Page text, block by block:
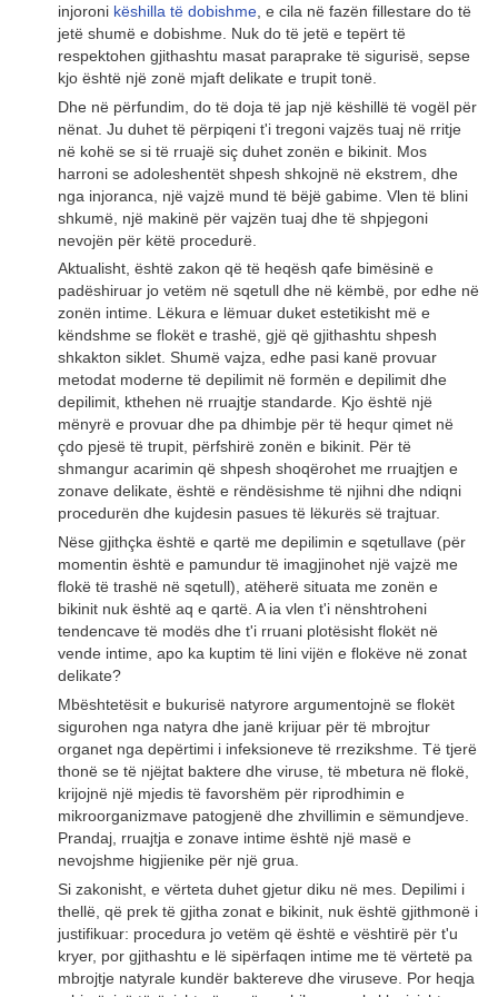
injoroni këshilla të dobishme , e cila në fazën fillestare do të
jetë shumë e dobishme. Nuk do të jetë e tepërt të
respektohen gjithashtu masat paraprake të sigurisë, sepse
kjo është një zonë mjaft delikate e trupit tonë.
Dhe në përfundim, do të doja të jap një këshillë të vogël për
nënat. Ju duhet të përpiqeni t'i tregoni vajzës tuaj në rritje
në kohë se si të rruajë siç duhet zonën e bikinit. Mos
harroni se adoleshentët shpesh shkojnë në ekstrem, dhe
nga injoranca, një vajzë mund të bëjë gabime. Vlen të blini
shkumë, një makinë për vajzën tuaj dhe të shpjegoni
nevojën për këtë procedurë.
Aktualisht, është zakon që të heqësh qafe bimësinë e
padëshiruar jo vetëm në sqetull dhe në këmbë, por edhe në
zonën intime. Lëkura e lëmuar duket estetikisht më e
këndshme se flokët e trashë, gjë që gjithashtu shpesh
shkakton siklet. Shumë vajza, edhe pasi kanë provuar
metodat moderne të depilimit në formën e depilimit dhe
depilimit, kthehen në rruajtje standarde. Kjo është një
mënyrë e provuar dhe pa dhimbje për të hequr qimet në
çdo pjesë të trupit, përfshirë zonën e bikinit. Për të
shmangur acarimin që shpesh shoqërohet me rruajtjen e
zonave delikate, është e rëndësishme të njihni dhe ndiqni
procedurën dhe kujdesin pasues të lëkurës së trajtuar.
Nëse gjithçka është e qartë me depilimin e sqetullave (për
momentin është e pamundur të imagjinohet një vajzë me
flokë të trashë në sqetull), atëherë situata me zonën e
bikinit nuk është aq e qartë. A ia vlen t'i nënshtroheni
tendencave të modës dhe t'i rruani plotësisht flokët në
vende intime, apo ka kuptim të lini vijën e flokëve në zonat
delikate?
Mbështetësit e bukurisë natyrore argumentojnë se flokët
sigurohen nga natyra dhe janë krijuar për të mbrojtur
organet nga depërtimi i infeksioneve të rrezikshme. Të tjerë
thonë se të njëjtat baktere dhe viruse, të mbetura në flokë,
krijojnë një mjedis të favorshëm për riprodhimin e
mikroorganizmave patogjenë dhe zhvillimin e sëmundjeve.
Prandaj, rruajtja e zonave intime është një masë e
nevojshme higjienike për një grua.
Si zakonisht, e vërteta duhet gjetur diku në mes. Depilimi i
thellë, që prek të gjitha zonat e bikinit, nuk është gjithmonë i
justifikuar: procedura jo vetëm që është e vështirë për t'u
kryer, por gjithashtu e lë sipërfaqen intime me të vërtetë pa
mbrojtje natyrale kundër baktereve dhe viruseve. Por heqja